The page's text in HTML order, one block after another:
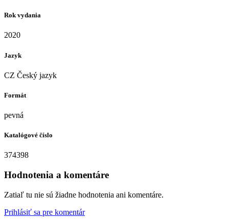
Rok vydania
2020
Jazyk
CZ Český jazyk
Formát
pevná
Katalógové číslo
374398
Hodnotenia a komentáre
Zatiaľ tu nie sú žiadne hodnotenia ani komentáre.
Prihlásiť sa pre komentár